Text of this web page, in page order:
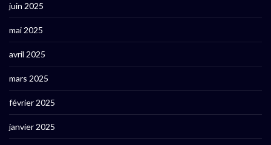
juin 2025
mai 2025
avril 2025
mars 2025
février 2025
janvier 2025